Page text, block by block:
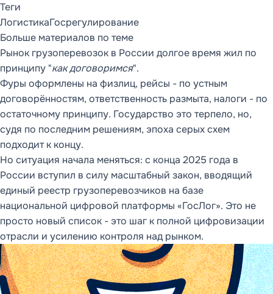
Теги
ЛогистикаГосрегулирование
Больше материалов по теме
Рынок грузоперевозок в России долгое время жил по
принципу "как договоримся".
Фуры оформлены на физлиц, рейсы - по устным
договорённостям, ответственность размыта, налоги - по
остаточному принципу. Государство это терпело, но,
судя по последним решениям, эпоха серых схем
подходит к концу.
Но ситуация начала меняться: с конца 2025 года в
России вступил в силу масштабный закон, вводящий
единый реестр грузоперевозчиков на базе
национальной цифровой платформы «ГосЛог». Это не
просто новый список - это шаг к полной цифровизации
отрасли и усилению контроля над рынком.